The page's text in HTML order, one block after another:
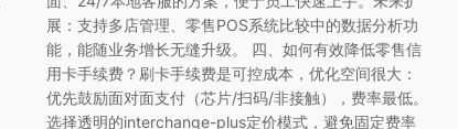
展：支持多店管理、零售POS系统比较中的数据分析功
能，能随业务增长无缝升级。 四、如何有效降低零售信
用卡手续费？刷卡手续费是可控成本，优化空间很大：
优先鼓励面对面支付（芯片/扫码/非接触），费率最低。
选择透明的interchange-plus定价模式，避免固定费率